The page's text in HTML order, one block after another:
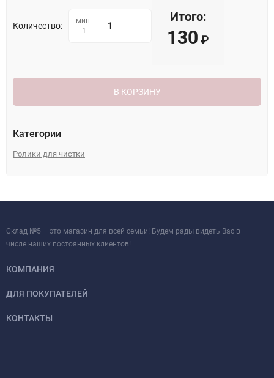
Количество:
мин.
1
Итого:
130 ₽
В КОРЗИНУ
Категории
Ролики для чистки
Склад №5 – это магазин для всей семьи! Будем рады видеть Вас в
числе наших постоянных клиентов!
КОМПАНИЯ
ДЛЯ ПОКУПАТЕЛЕЙ
КОНТАКТЫ